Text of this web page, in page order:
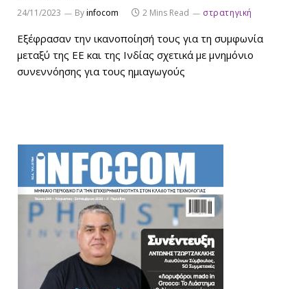
24/11/2023 Byinfocom 2 Mins Read στρατηγική
Εξέφρασαν την ικανοποίησή τους για τη συμφωνία
μεταξύ της ΕΕ και της Ινδίας σχετικά με μνημόνιο
συνεννόησης για τους ημιαγωγούς